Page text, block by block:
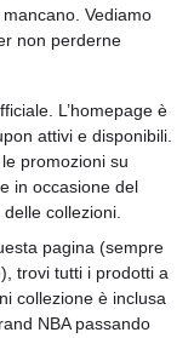
Vediamo
non perderne
L’homepage è
attivi e disponibili.
promozioni su
in occasione del
collezioni.
pagina (sempre
trovi tutti i prodotti a
collezione è inclusa
NBA passando